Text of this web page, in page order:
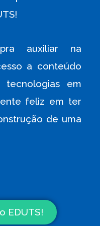
auxiliar na
a conteúdo
em
feliz em ter
de uma
EDUTS!